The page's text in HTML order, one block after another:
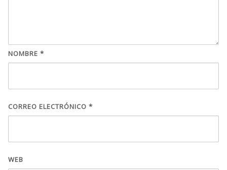
NOMBRE *
CORREO ELECTRÓNICO *
WEB